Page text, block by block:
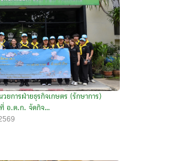
ยการฝ่ายธุรกิจเกษตร (รักษาการ)
อ.ต.ก. จัดกิจ...